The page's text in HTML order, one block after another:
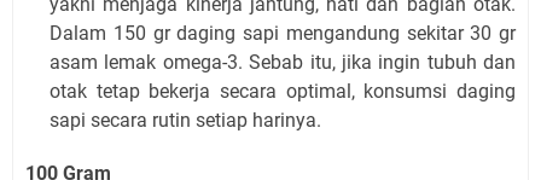
Dalam 150 gr daging sapi mengandung sekitar 30 gr
asam lemak omega-3. Sebab itu, jika ingin tubuh dan
otak tetap bekerja secara optimal, konsumsi daging
sapi secara rutin setiap harinya.
100 Gram